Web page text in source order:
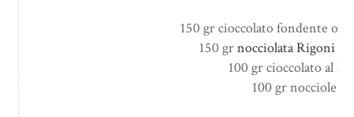
150 gr cioccolato fondente
150 grnocciolata Rigoni di
100 gr cioccolato al
100 gr nocciole